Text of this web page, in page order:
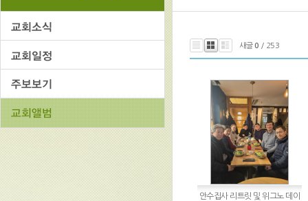
새글0 / 253
안수집사 리트릿 및 위그노 데이